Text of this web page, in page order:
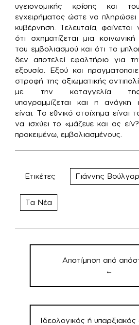
υγειονομικής κρίσης και
εγχειρήματος ώστε να
κυβέρνηση. Τελευταία, φαίνεται
ότι σχηματίζεται μια
του εμβολιασμού και ότι το
δεν αποτελεί εφαλτήριο για
εξουσία. Εξού και
στροφή της αξιωματικής
με την καταγγελία της
υπογραμμίζεται και η ανάγκη
είναι. Το εθνικό στοίχημα
να ισχύει το «μάζευε και ας
προκειμένω, εμβολιασμένους.
Ετικέτες Γιάννης
Τα Νέα
Πλοήγηση
άρθρωνΑποτίμηση από
←
Ιδεολογικός ή υπαρξιακός